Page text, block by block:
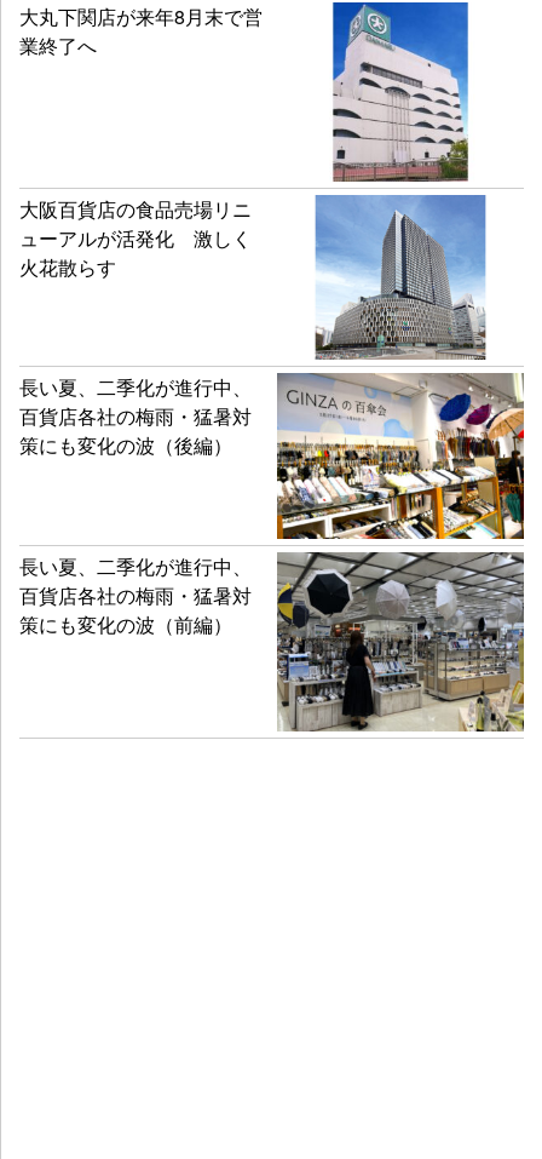
大丸下関店が来年8月末で営
業終了へ
大阪百貨店の食品売場リニ
ューアルが活発化 激しく
火花散らす
長い夏、二季化が進行中、
百貨店各社の梅雨・猛暑対
策にも変化の波（後編）
長い夏、二季化が進行中、
百貨店各社の梅雨・猛暑対
策にも変化の波（前編）